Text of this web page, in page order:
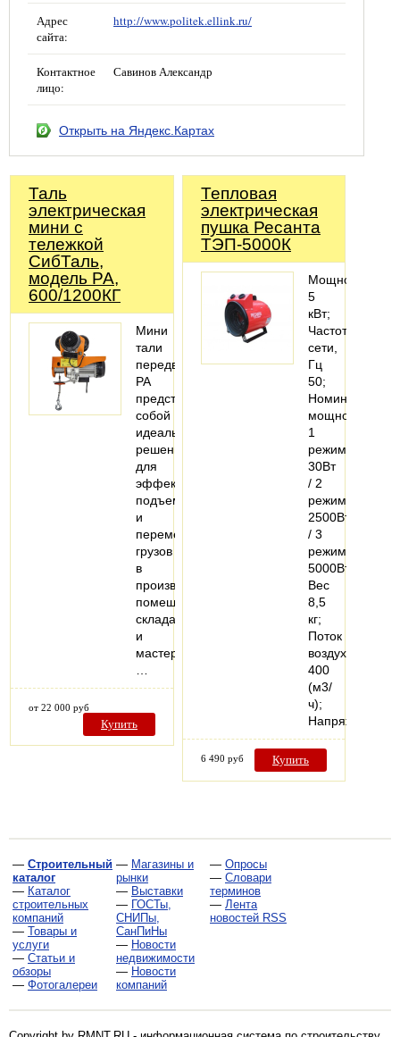
Адрес
сайта:
http://www.politek.ellink.ru/
Контактное
лицо:
Савинов Александр
Открыть на Яндекс.Картах
Таль
электрическая
мини с
тележкой
СибТаль,
модель PA,
600/1200КГ
Мини
тали
передвижные
РА
представляют
собой
идеальное
решение
для
эффективного
подъема
и
перемещения
грузов
в
производственных
помещениях,
складах
и
мастерских.
от 22 000 руб
Купить
Тепловая
электрическая
пушка Ресанта
ТЭП-5000К
Мощность
5
кВт;
Частота
сети,
Гц
50;
Номинальная
мощность
1
режим
30Вт
/ 2
режим
2500Вт
/ 3
режим
5000Вт;
Вес
8,5
кг;
Поток
воздуха
400
(м3/
ч);
Напряжение…
6 490 руб Купить
— Строительный
каталог
— Каталог
строительных
компаний
— Товары и
услуги
— Статьи и
обзоры
— Фотогалереи
— Магазины и
рынки
— Выставки
— ГОСТы,
СНИПы,
СанПиНы
— Новости
недвижимости
— Новости
компаний
— Опросы
— Словари
терминов
— Лента
новостей RSS